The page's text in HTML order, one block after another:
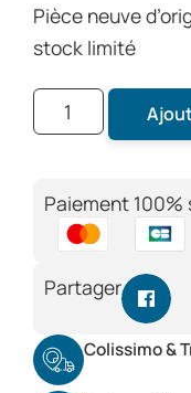
pièce neuve
stock limité
Paiement 100%
Partager
Colissimo &